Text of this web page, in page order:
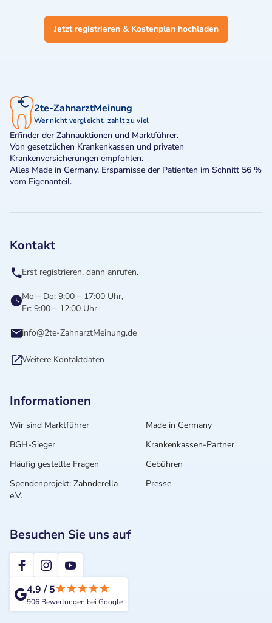
Jetzt registrieren & Kostenplan hochladen
2te-ZahnarztMeinung
Wer nicht vergleicht, zahlt zu viel
Erfinder der Zahnauktionen und Marktführer.
Von gesetzlichen Krankenkassen und privaten
Krankenversicherungen empfohlen.
Alles Made in Germany. Ersparnisse der Patienten im Schnitt 56 %
vom Eigenanteil.
Kontakt
Erst registrieren, dann anrufen.
Mo – Do: 9:00 – 17:00 Uhr,
Fr: 9:00 – 12:00 Uhr
info@2te-ZahnarztMeinung.de
Weitere Kontaktdaten
Informationen
Wir sind Marktführer
Made in Germany
BGH-Sieger
Krankenkassen-Partner
Häufig gestellte Fragen
Gebühren
Spendenprojekt: Zahnderella
e.V.
Presse
Besuchen Sie uns auf
2te-ZahnarztMeinung
4.9/5
906 Bewertungen bei Google